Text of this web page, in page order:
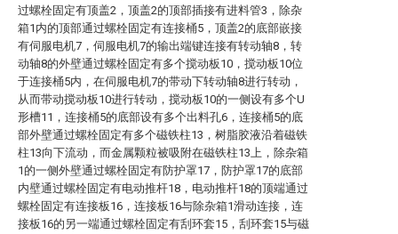
过螺栓固定有顶盖2，顶盖2的顶部插接有进料管3，除杂
箱1内的顶部通过螺栓固定有连接桶5，顶盖2的底部嵌接
有伺服电机7，伺服电机7的输出端键连接有转动轴8，转
动轴8的外壁通过螺栓固定有多个搅动板10，搅动板10位
于连接桶5内，在伺服电机7的带动下转动轴8进行转动，
从而带动搅动板10进行转动，搅动板10的一侧设有多个U
形槽11，连接桶5的底部设有多个出料孔6，连接桶5的底
部外壁通过螺栓固定有多个磁铁柱13，树脂胶液沿着磁铁
柱13向下流动，而金属颗粒被吸附在磁铁柱13上，除杂箱
1的一侧外壁通过螺栓固定有防护罩17，防护罩17的底部
内壁通过螺栓固定有电动推杆18，电动推杆18的顶端通过
螺栓固定有连接板16，连接板16与除杂箱1滑动连接，连
接板16的另一端通过螺栓固定有刮环套15，刮环套15与磁